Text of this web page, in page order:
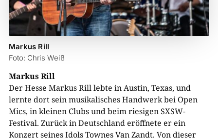
Markus Rill
Foto: Chris Weiß
Markus Rill
Der Hesse Markus Rill lebte in Austin, Texas, und
lernte dort sein musikalisches Handwerk bei Open
Mics, in kleinen Clubs und beim riesigen SXSW-
Festival. Zurück in Deutschland eröffnete er ein
Konzert seines Idols Townes Van Zandt. Von dieser